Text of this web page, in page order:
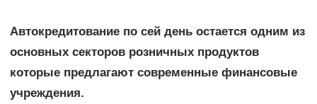
Автокредитование по сей день остается одним из
основных секторов розничных продуктов
которые предлагают современные финансовые
учреждения.